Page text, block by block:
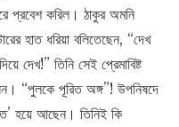
প্রবেশ করিল। ঠাকুর অমনি
হাত ধরিয়া বলিতেছেন, “দেখ
দেখ!” তিনি সেই প্রেমাবিষ্ট
“পুলকে পূরিত অঙ্গ”! উপনিষদে
হয়ে আছেন। তিনিই কি